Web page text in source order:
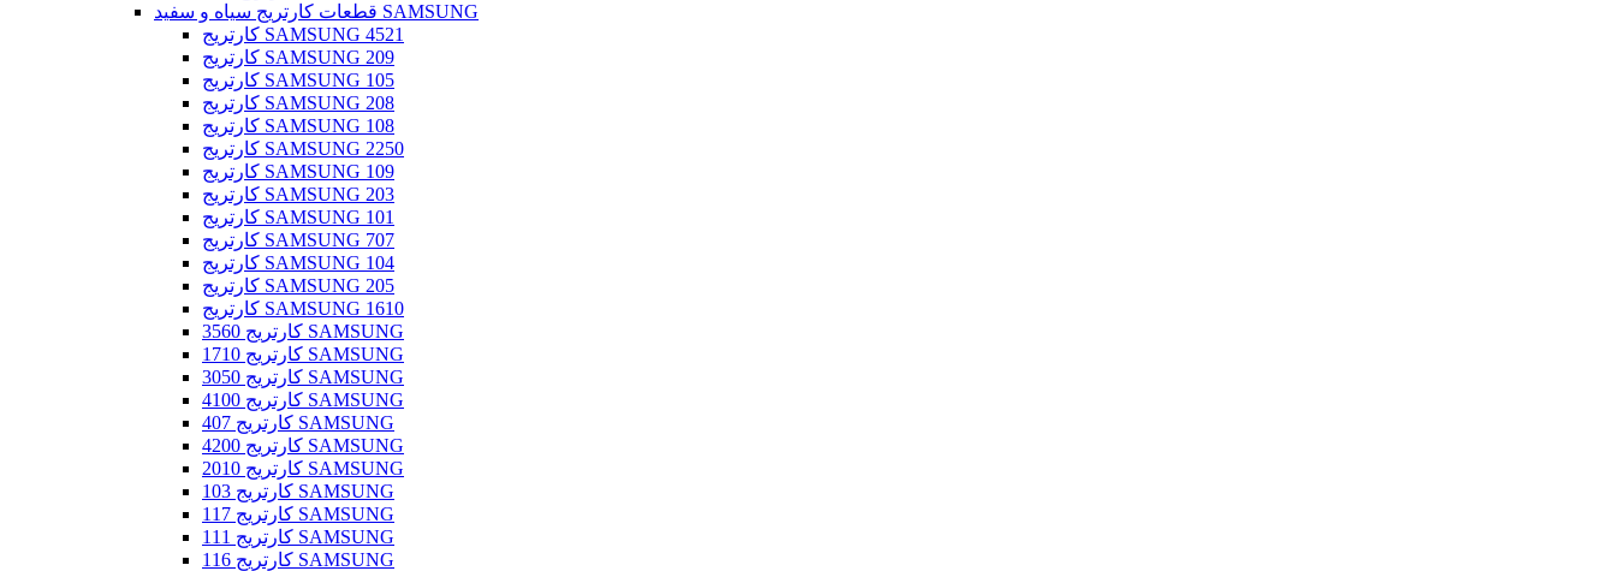
قطعات کارتریج سیاه و سفید SAMSUNG
کارتریج SAMSUNG 4521
کارتریج SAMSUNG 209
کارتریج SAMSUNG 105
کارتریج SAMSUNG 208
کارتریج SAMSUNG 108
کارتریج SAMSUNG 2250
کارتریج SAMSUNG 109
کارتریج SAMSUNG 203
کارتریج SAMSUNG 101
کارتریج SAMSUNG 707
کارتریج SAMSUNG 104
کارتریج SAMSUNG 205
کارتریج SAMSUNG 1610
کارتریج 3560 SAMSUNG
کارتریج 1710 SAMSUNG
کارتریج 3050 SAMSUNG
کارتریج 4100 SAMSUNG
کارتریج 407 SAMSUNG
کارتریج 4200 SAMSUNG
کارتریج 2010 SAMSUNG
کارتریج 103 SAMSUNG
کارتریج 117 SAMSUNG
کارتریج 111 SAMSUNG
کارتریج 116 SAMSUNG